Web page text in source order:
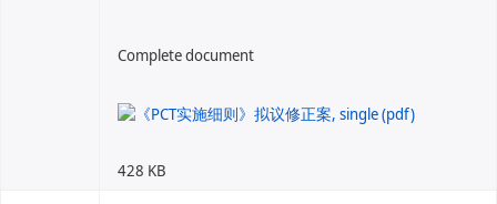
Complete document
428 KB